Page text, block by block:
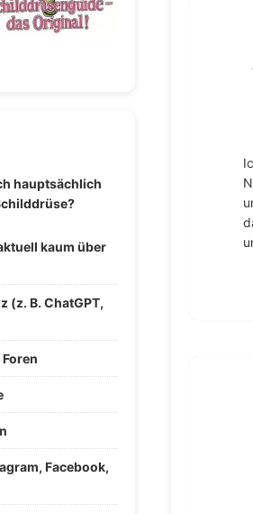
hauptsächlich
kaum über
(z. B. ChatGPT,
Facebook,